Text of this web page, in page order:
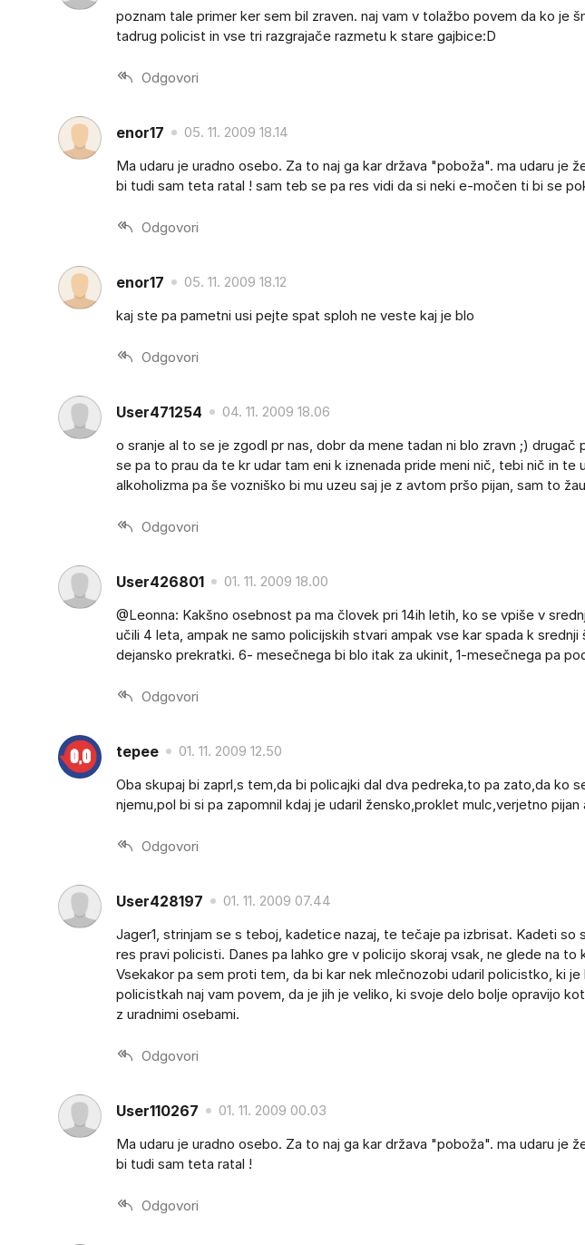
poznam tale primer ker sem bil zraven. naj vam v tolažbo povem da ko je
tadrug policist in vse tri razgrajače razmetu k stare gajbice:D
Odgovori
enor17
05. 11. 2009 18.14
Ma udaru je uradno osebo. Za to naj ga kar država "poboža". ma udaru je
bi tudi sam teta ratal ! sam teb se pa res vidi da si neki e-močen ti bi se
Odgovori
enor17
05. 11. 2009 18.12
kaj ste pa pametni usi pejte spat sploh ne veste kaj je blo
Odgovori
User471254
04. 11. 2009 18.06
o sranje al to se je zgodl pr nas, dobr da mene tadan ni blo zravn ;) drugač
se pa to prau da te kr udar tam eni k iznenada pride meni nič, tebi nič in te
alkoholizma pa še vozniško bi mu uzeu saj je z avtom pršo pijan, sam to
Odgovori
User426801
01. 11. 2009 18.00
@Leonna: Kakšno osebnost pa ma človek pri 14ih letih, ko se vpiše v
učili 4 leta, ampak ne samo policijskih stvari ampak vse kar spada k
dejansko prekratki. 6- mesečnega bi blo itak za ukinit, 1-mesečnega pa
Odgovori
tepee
01. 11. 2009 12.50
Oba skupaj bi zaprl,s tem,da bi policajki dal dva pedreka,to pa zato,da ko
njemu,pol bi si pa zapomnil kdaj je udaril žensko,proklet mulc,verjetno pijan
Odgovori
User428197
01. 11. 2009 07.44
Jager1, strinjam se s teboj, kadetice nazaj, te tečaje pa izbrisat. Kadeti so
res pravi policisti. Danes pa lahko gre v policijo skoraj vsak, ne glede na
Vsekakor pa sem proti tem, da bi kar nek mlečnozobi udaril policistko, ki je
policistkah naj vam povem, da je jih je veliko, ki svoje delo bolje opravijo
z uradnimi osebami.
Odgovori
User110267
01. 11. 2009 00.03
Ma udaru je uradno osebo. Za to naj ga kar država "poboža". ma udaru je
bi tudi sam teta ratal !
Odgovori